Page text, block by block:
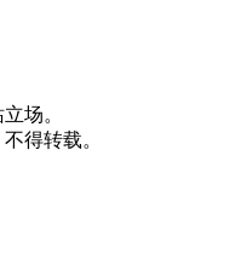
场。
得转载。